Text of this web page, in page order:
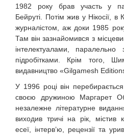
1982 року брав участь у
Бейруті. Потім жив у Нікосії, в
журналістом, аж доки 1985
Там він зазнайомився з
інтелектуалами,
підробітками. Крім того,
видавництво «Gilgamesh
У 1996 році він
своєю дружиною Маргарет
незалежне літературне
виходив тричі на рік, містив
есеї, інтерв’ю, рецензії та